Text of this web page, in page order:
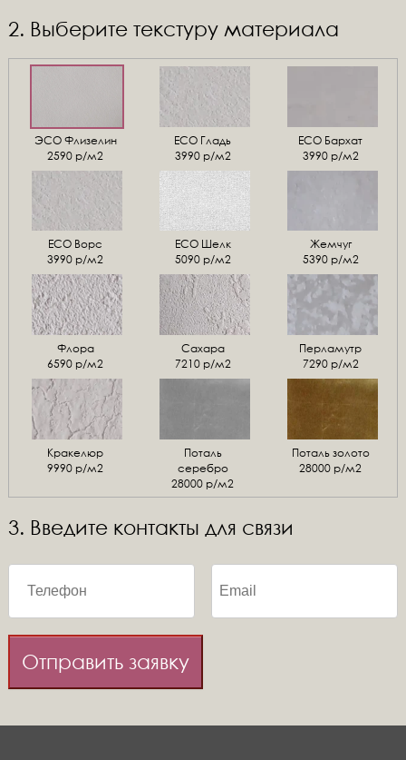
2. Выберите текстуру материала
ЭСО Флизелин
2590 р/м2
ЕСО Гладь
3990 р/м2
ECO Бархат
3990 р/м2
ЕСО Ворс
3990 р/м2
ЕСО Шелк
5090 р/м2
Жемчуг
5390 р/м2
Флора
6590 р/м2
Сахара
7210 р/м2
Перламутр
7290 р/м2
Кракелюр
9990 р/м2
Поталь
серебро
28000 р/м2
Поталь золото
28000 р/м2
3. Введите контакты для связи
Отправить заявку